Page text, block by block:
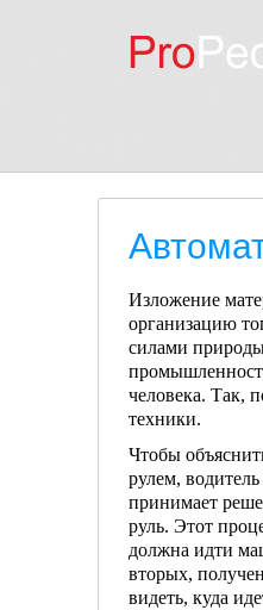
Изложение
организацию
силами
человека. Так,
техники.
Чтобы
рулем,
принимает
руль. Этот
должна идти
вторых,
видеть, куда